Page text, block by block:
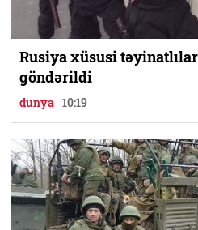
Rusiya xüsusi
göndərildi
dunya 10:19